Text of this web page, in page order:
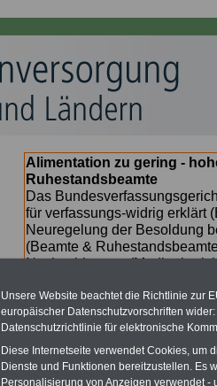
Alimentation zu gering -
Ruhestandsbeamte
Das
für verfassungs-widrig erklärt
Neuregelung der Besoldung
(Beamte &
Nachzahlungen
SERVICE gibt hierzu im II.
(unmittelbar nach Beschluss
Bundesregierung >>>
zur
Unsere Website beachtet die Richtlinie zur
europäischer Datenschutzvorschriften
Datenschutzrichtlinie für elektronische
Diese Internetseite verwendet Cookies, um
Dienste und Funktionen bereitzustellen. Es
Personalisierung von Anzeigen verwendet